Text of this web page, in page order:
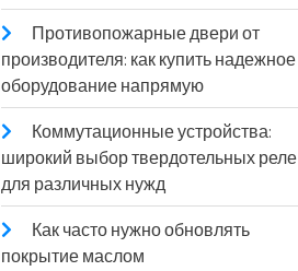
Противопожарные двери от
производителя: как купить надежное
оборудование напрямую
Коммутационные устройства:
широкий выбор твердотельных реле
для различных нужд
Как часто нужно обновлять
покрытие маслом